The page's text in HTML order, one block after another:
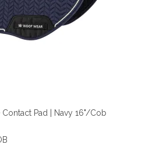
Pad | Navy 16"/Cob